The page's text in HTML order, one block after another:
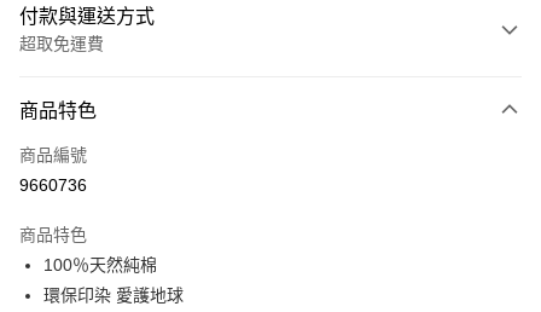
付款與運送方式
超取免運費
信用卡一次付款
超商取貨付款
Apple Pay
悠遊付
商品特色
商品編號
9660736
商品特色
100％天然純棉
環保印染 愛護地球